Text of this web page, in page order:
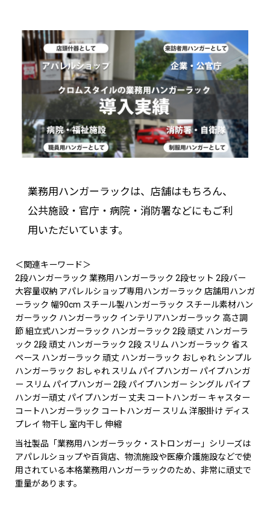
業務用ハンガーラックは、店舗はもちろん、
公共施設・官庁・病院・消防署などにもご利
用いただいています。
＜関連キーワード＞
2段ハンガーラック 業務用ハンガーラック 2段セット 2段バー
大容量収納 アパレルショップ専用ハンガーラック 店舗用ハンガ
ーラック 幅90cm スチール製ハンガーラック スチール素材ハン
ガーラック ハンガーラック インテリアハンガーラック 高さ調
節 組立式ハンガーラック ハンガーラック 2段 頑丈 ハンガーラ
ック 2段 頑丈 ハンガーラック 2段 スリム ハンガーラック 省ス
ペース ハンガーラック 頑丈 ハンガーラック おしゃれ シンプル
ハンガーラック おしゃれ スリム パイプハンガー パイプハンガ
ー スリム パイプハンガー 2段 パイプハンガー シングル パイプ
ハンガー頑丈 パイプハンガー 丈夫 コートハンガー キャスター
コートハンガーラック コートハンガー スリム 洋服掛け ディス
プレイ 物干し 室内干し 伸縮
当社製品「業務用ハンガーラック・ストロンガー」シリーズは
アパレルショップや百貨店、物流施設や医療介護施設などで使
用されている本格業務用ハンガーラックのため、非常に頑丈で
重量があります。